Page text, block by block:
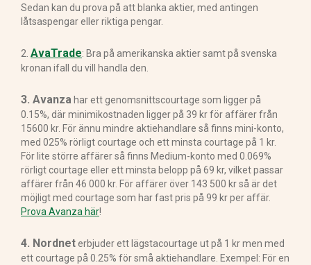
Sedan kan du prova på att blanka aktier, med antingen
låtsaspengar eller riktiga pengar.
2. AvaTrade: Bra på amerikanska aktier samt på svenska
kronan ifall du vill handla den.
3. Avanza har ett genomsnittscourtage som ligger på
0.15%, där minimikostnaden ligger på 39 kr för affärer från
15600 kr. För ännu mindre aktiehandlare så finns mini-konto,
med 025% rörligt courtage och ett minsta courtage på 1 kr.
För lite större affärer så finns Medium-konto med 0.069%
rörligt courtage eller ett minsta belopp på 69 kr, vilket passar
affärer från 46 000 kr. För affärer över 143 500 kr så är det
möjligt med courtage som har fast pris på 99 kr per affär.
Prova Avanza här!
4. Nordneterbjuder ett lägstacourtage ut på 1 kr men med
ett courtage på 0.25% för små aktiehandlare. Exempel: För en